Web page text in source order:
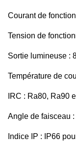
Courant de
Tension de
Sortie lumineuse :
Température de
IRC : Ra80, Ra90
Angle de faisceau :
Indice IP : IP66